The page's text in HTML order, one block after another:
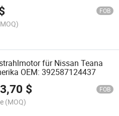
FOB
für Nissan Teana
OEM: 392587124437
3,70 $ FOB
(MOQ)